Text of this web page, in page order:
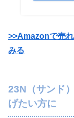
>>Amazonで売
みる
23N（サンド
げたい方に